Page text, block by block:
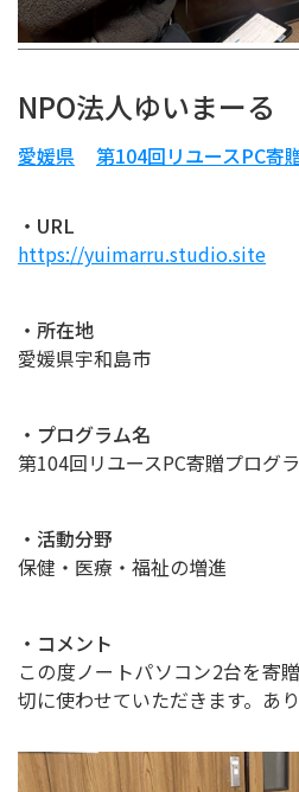
NPO法人ゆいまーる
愛媛県 第104回リユースPC寄
・URL
https://yuimarru.studio.site
・所在地
愛媛県宇和島市
・プログラム名
第104回リユースPC寄贈プログ
・活動分野
保健・医療・福祉の増進
・コメント
この度ノートパソコン2台を寄
切に使わせていただきます。あ